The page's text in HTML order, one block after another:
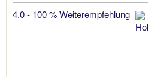
4.0 - 100 % Weiterempfehlung